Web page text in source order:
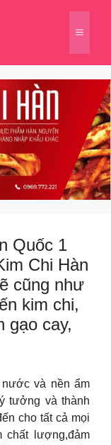
Menu
Quốc 1
Chi Hàn
cũng như
kim chi,
gạo cay,
và nền ẩm
tưởng và thành
cho tất cả mọi
chất lượng,đảm